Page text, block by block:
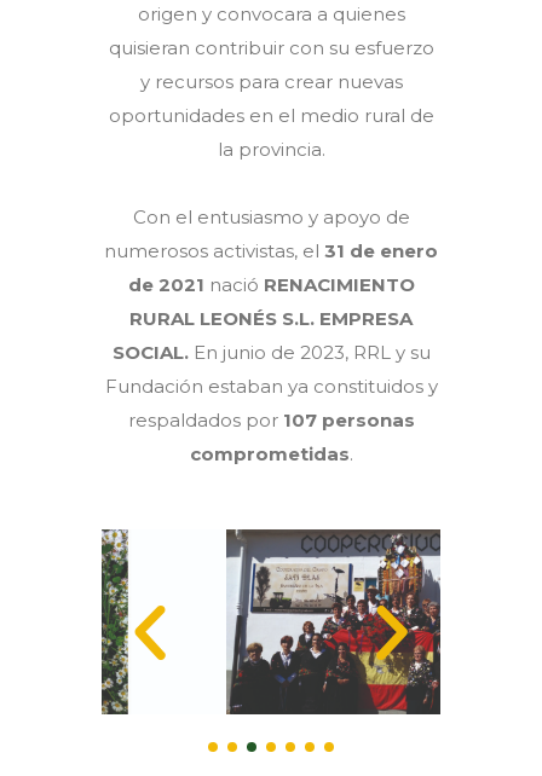
origen y convocara a quienes
quisieran contribuir con su esfuerzo
y recursos para crear nuevas
oportunidades en el medio rural de
la provincia.
Con el entusiasmo y apoyo de
numerosos activistas, el 31 de enero
de 2021 nació RENACIMIENTO
RURAL LEONÉS S.L. EMPRESA
SOCIAL.En junio de 2023, RRL y su
Fundación estaban ya constituidos y
respaldados por 107 personas
comprometidas.